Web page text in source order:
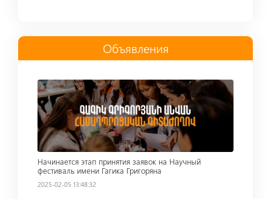
Объявления
Read more
Начинается этап принятия заявок на Научный
фестиваль имени Гагика Григоряна
2025-02-05 13:48:32